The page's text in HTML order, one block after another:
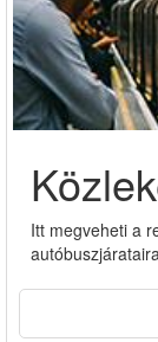
Itt megveheti a